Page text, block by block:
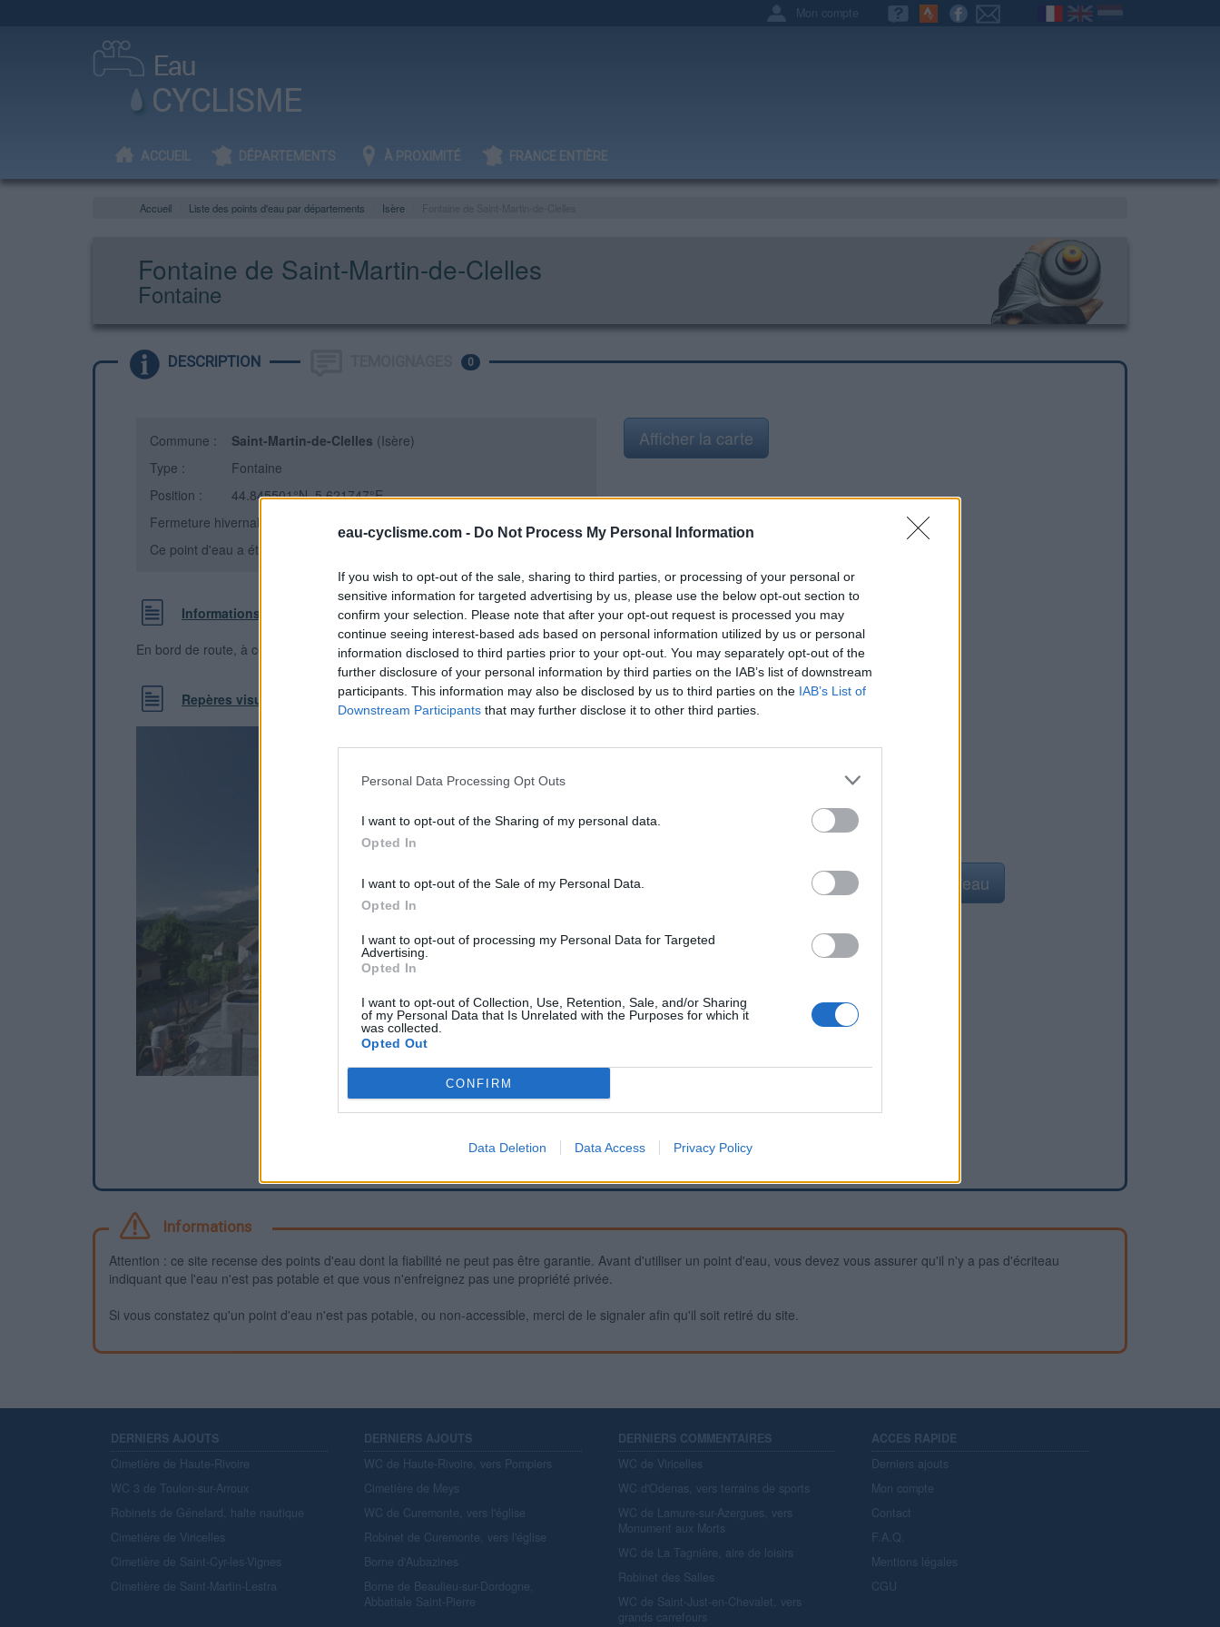
eau-cyclisme.com - Do Not Process My Personal Information
If you wish to opt-out of the sale, sharing to third parties, or processing of your personal or
sensitive information for targeted advertising by us, please use the below opt-out section to
confirm your selection. Please note that after your opt-out request is processed you may
continue seeing interest-based ads based on personal information utilized by us or personal
information disclosed to third parties prior to your opt-out. You may separately opt-out of the
further disclosure of your personal information by third parties on the IAB’s list of downstream
participants. This information may also be disclosed by us to third parties on the IAB’s List of
Downstream Participants that may further disclose it to other third parties.
Personal Data Processing Opt Outs
I want to opt-out of the Sharing of my personal data.
Opted In
I want to opt-out of the Sale of my Personal Data.
Opted In
I want to opt-out of processing my Personal Data for Targeted
Advertising.
Opted In
I want to opt-out of Collection, Use, Retention, Sale, and/or Sharing
of my Personal Data that Is Unrelated with the Purposes for which it
was collected.
Opted Out
CONFIRM
Data Deletion Data Access Privacy Policy
Mon compte
ACCUEIL DÉPARTEMENTS À PROXIMITÉ FRANCE ENTIÈRE
Accueil Liste des points d'eau par départements Isère
Fontaine de Saint-Martin-de-Clelles
Fontaine
DESCRIPTION 0
Commune : Saint-Martin-de-Clelles (Isère)
Type :
Fontaine
Position :
44.845501°N, 5.621747°E
Fermeture hivernale : information inconnue
Ce point d'eau a été ajouté par
Informations complémentaires
En bord de route, à côté de l'église
Repères visuels
Afficher la carte
Signaler une erreur Ajouter un point d'eau
Informations
Attention : ce site recense des points d'eau dont la fiabilité ne peut pas être garantie. Avant d'utiliser un point d'eau, vous devez vous assurer qu'il n'y a pas d'écriteau
indiquant que l'eau n'est pas potable et que vous n'enfreignez pas une propriété privée.
Si vous constatez qu'un point d'eau n'est pas potable, ou non-accessible, merci de le signaler afin qu'il soit retiré du site.
DERNIERS AJOUTS
Cimetière de Haute-Rivoire
WC 3 de Toulon-sur-Arroux
Robinets de Génelard, halte nautique
Cimetière de Viricelles
Cimetière de Saint-Cyr-les-Vignes
Cimetière de Saint-Martin-Lestra
DERNIERS AJOUTS
WC de Haute-Rivoire, vers Pompiers
Cimetière de Meys
WC de Curemonte, vers l'église
Robinet de Curemonte, vers l'église
Borne d'Aubazines
Borne de Beaulieu-sur-Dordogne,
Abbatiale Saint-Pierre
DERNIERS COMMENTAIRES
WC de Viricelles
WC d'Odenas, vers terrains de sports
WC de Lamure-sur-Azergues, vers
Monument aux Morts
WC de La Tagnière, aire de loisirs
Robinet des Salles
WC de Saint-Just-en-Chevalet, vers
grands carrefours
ACCES RAPIDE
Derniers ajouts
Mon compte
Contact
F.A.Q.
Mentions légales
CGU